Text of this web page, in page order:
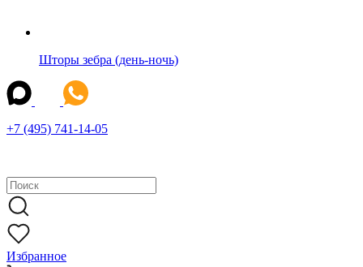
Шторы зебра (день-ночь)
+7 (495) 741-14-05
Избранное